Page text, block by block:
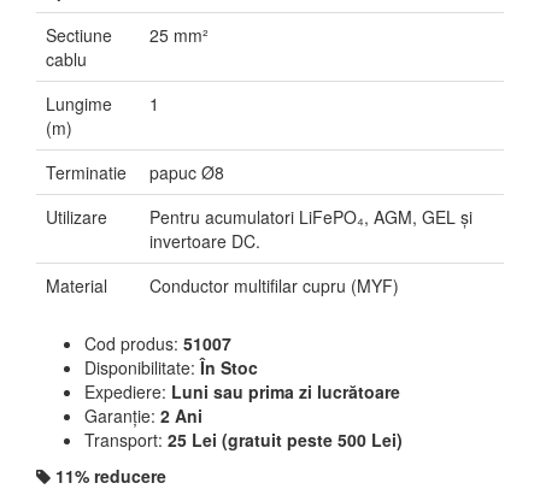
Sectiune
cablu
25 mm²
Lungime
(m)
1
Terminatie
papuc Ø8
Utilizare
Pentru acumulatori LiFePO₄, AGM, GEL și
invertoare DC.
Material
Conductor multifilar cupru (MYF)
Cod produs: 51007
Disponibilitate: În Stoc
Expediere: Luni sau prima zi lucrătoare
Garanție: 2 Ani
Transport: 25 Lei (gratuit peste 500 Lei)
11% reducere